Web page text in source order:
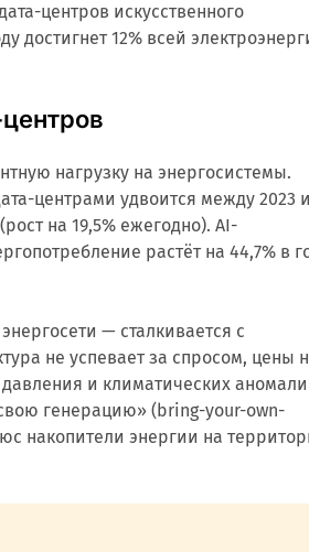
центров искусственного
достигнет 12% всей
нагрузку на энергосистемы.
центрами удвоится между 2023 и
на 19,5% ежегодно). AI-
растёт на 44,7% в
— сталкивается с
не успевает за спросом, цены
давления и климатических
генерацию» (bring-your-own-
накопители энергии на